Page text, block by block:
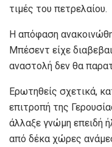
τιμές του πετρελαίου.
Η απόφαση
Μπέσεντ είχε
αναστολή δεν θα
Ερωτηθείς σχετικά,
επιτροπή της
άλλαξε γνώμη επειδή
από δέκα χώρες